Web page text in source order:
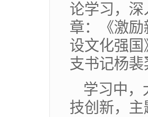
论学习，
章：《激
设文化强
支书记杨
学习中，
技创新，